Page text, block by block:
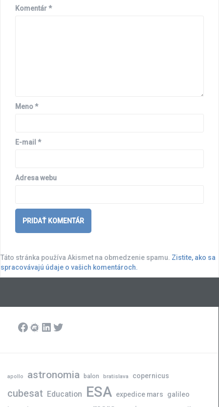
Komentár*
Meno*
E-mail *
Adresa webu
Táto stránka používa Akismet na obmedzenie spamu. Zistite, ako sa
spracovávajú údaje o vašich komentároch.
Facebook
Meetup
LinkedIn
Twitter
apollo astronomia balon bratislava copernicus
cubesat Education ESA expedice mars
galileo